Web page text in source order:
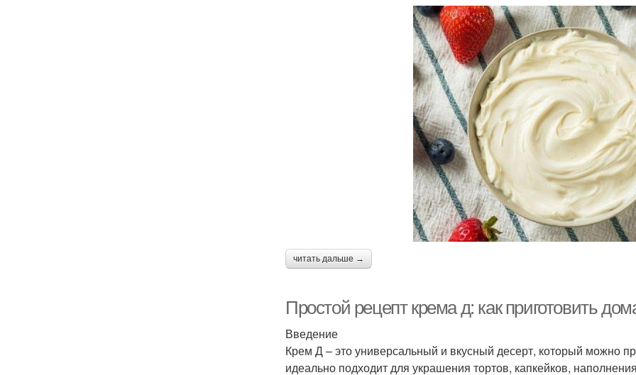
читать дальше →
Простой рецепт крема д: как приготовить
Введение
Крем Д – это универсальный и вкусный десерт, который можно
идеально подходит для украшения тортов, капкейков,